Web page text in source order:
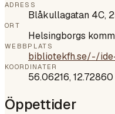
ADRESS
Blåkullagatan 4C,
ORT
Helsingborgs
WEBBPLATS
bibliotekfh.se/-/
KOORDINATER
56.06216,12.72860
Öppettider